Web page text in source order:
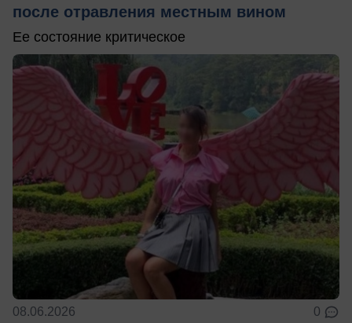
после отравления местным вином
Ее состояние критическое
08.06.2026 0